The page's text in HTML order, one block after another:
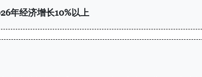
年经济增长10%以上